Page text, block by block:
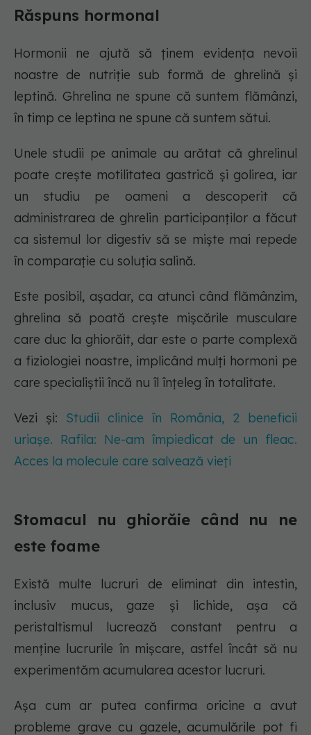
Răspuns hormonal
Hormonii ne ajută să ținem evidența nevoii
noastre de nutriție sub formă de ghrelină și
leptină. Ghrelina ne spune că suntem flămânzi,
în timp ce leptina ne spune că suntem sătui.
Unele studii pe animale au arătat că ghrelinul
poate crește motilitatea gastrică și golirea, iar
un studiu pe oameni a descoperit că
administrarea de ghrelin participanților a făcut
ca sistemul lor digestiv să se miște mai repede
în comparație cu soluția salină.
Este posibil, așadar, ca atunci când flămânzim,
ghrelina să poată crește mișcările musculare
care duc la ghiorăit, dar este o parte complexă
a fiziologiei noastre, implicând mulți hormoni pe
care specialiștii încă nu îl înțeleg în totalitate.
Vezi și: Studii clinice în România, 2 beneficii
uriașe. Rafila: Ne-am împiedicat de un fleac.
Acces la molecule care salvează vieți
Stomacul nu ghiorăie când nu ne
este foame
Există multe lucruri de eliminat din intestin,
inclusiv mucus, gaze și lichide, așa că
peristaltismul lucrează constant pentru a
menține lucrurile în mișcare, astfel încât să nu
experimentăm acumularea acestor lucruri.
Așa cum ar putea confirma oricine a avut
probleme grave cu gazele, acumulările pot fi